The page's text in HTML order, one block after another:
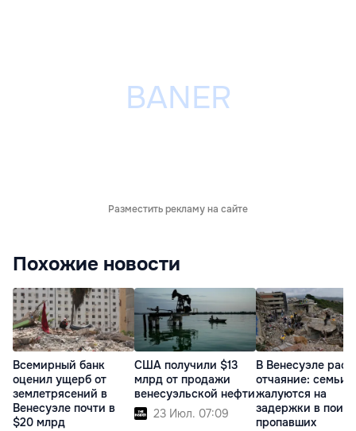
Разместить рекламу на сайте
Похожие новости
Всемирный банк
оценил ущерб от
землетрясений в
Венесуэле почти в
$20 млрд
США получили $13
млрд от продажи
венесуэльской нефти
23 Июл. 07:09
В Венесуэле
отчаяние: семьи
жалуются на
задержки в
пропавших